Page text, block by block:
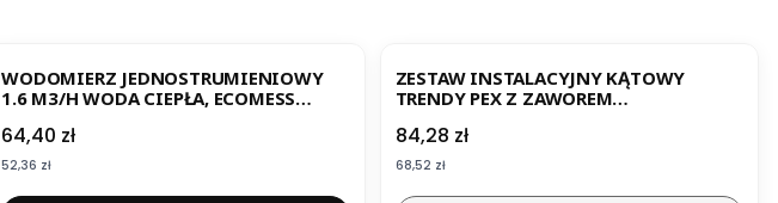
WODOMIERZ JEDNOSTRUMIENIOWY
1.6 M3/H WODA CIEPŁA, ECOMESS
Cena
64,40 zł
Cena
52,36 zł
ZESTAW INSTALACYJNY KĄTOWY
TRENDY PEX Z ZAWOREM
GŁOWICĄ BIAŁĄ
Cena
84,28 zł
Cena
68,52 zł